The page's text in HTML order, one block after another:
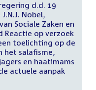
d.d. 19
Nobel,
Sociale Zaken en
Reactie op verzoek
toelichting op de
het salafisme,
en haatimams
actuele aanpak